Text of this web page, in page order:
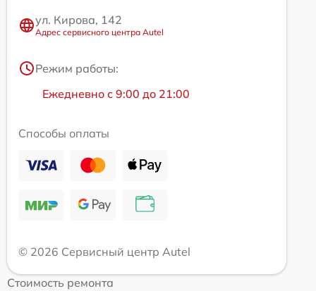
ул. Кирова, 142
Адрес сервисного центра Autel
Режим работы:
Ежедневно с 9:00 до 21:00
Способы оплаты
© 2026 Сервисный центр Autel
Стоимость ремонта